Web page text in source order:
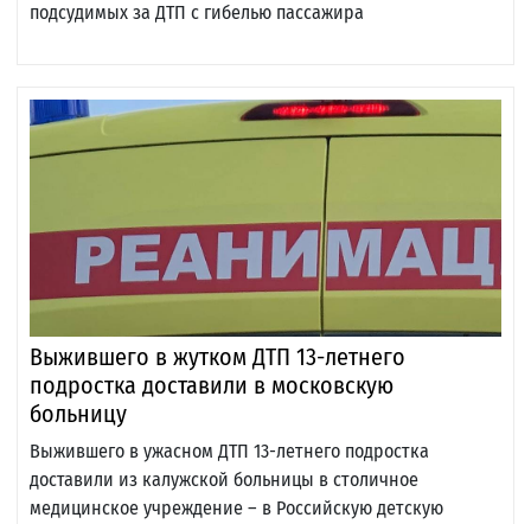
подсудимых за ДТП с гибелью пассажира
Выжившего в жутком ДТП 13-летнего
подростка доставили в московскую
больницу
Выжившего в ужасном ДТП 13-летнего подростка
доставили из калужской больницы в столичное
медицинское учреждение – в Российскую детскую